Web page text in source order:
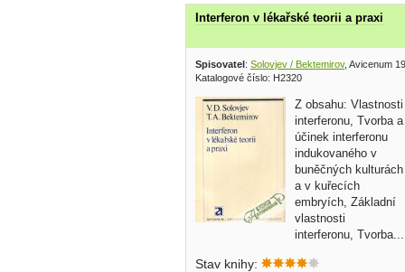
Interferon v lékařské teorii a praxi
Spisovatel: Solovjev / Bektemirov, Avicenum
Katalogové číslo: H2320
Z obsahu: Vlastnosti
interferonu, Tvorba a
účinek interferonu
indukovaného v
buněčných kulturách
a v kuřecích
embryích, Základní
vlastnosti
interferonu, Tvorba...
Stav knihy: